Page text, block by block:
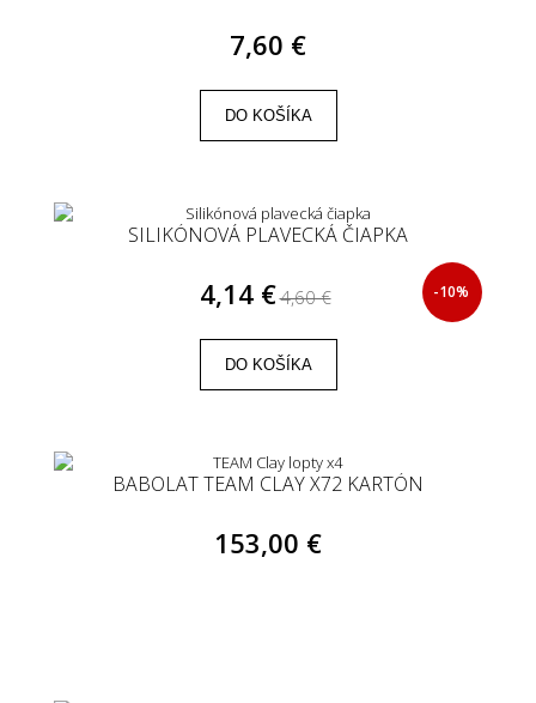
7,60 €
DO KOŠÍKA
SILIKÓNOVÁ PLAVECKÁ ČIAPKA
4,14 €4,60 € -10%
DO KOŠÍKA
BABOLAT TEAM CLAY X72 KARTÓN
153,00 €